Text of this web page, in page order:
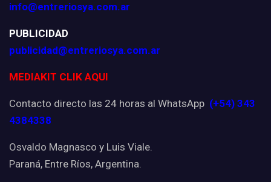
info@entreriosya.com.ar
PUBLICIDAD
publicidad@entreriosya.com.ar
MEDIAKIT CLIK AQUI
Contacto directo las 24 horas al WhatsApp (+54) 343
4384338
Osvaldo Magnasco y Luis Viale.
Paraná, Entre Ríos, Argentina.